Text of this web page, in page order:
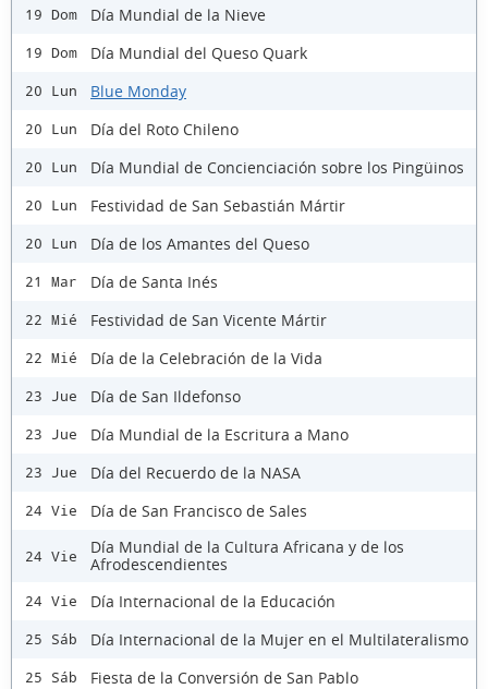
19 Dom Día Mundial de la Nieve
19 Dom Día Mundial del Queso Quark
20 Lun Blue Monday
20 Lun Día del Roto Chileno
20 Lun Día Mundial de Concienciación sobre los Pingüinos
20 Lun Festividad de San Sebastián Mártir
20 Lun Día de los Amantes del Queso
21 Mar Día de Santa Inés
22 Mié Festividad de San Vicente Mártir
22 Mié Día de la Celebración de la Vida
23 Jue Día de San Ildefonso
23 Jue Día Mundial de la Escritura a Mano
23 Jue Día del Recuerdo de la NASA
24 Vie Día de San Francisco de Sales
24 Vie
Día Mundial de la Cultura Africana y de los
Afrodescendientes
24 Vie Día Internacional de la Educación
25 Sáb Día Internacional de la Mujer en el Multilateralismo
25 Sáb Fiesta de la Conversión de San Pablo